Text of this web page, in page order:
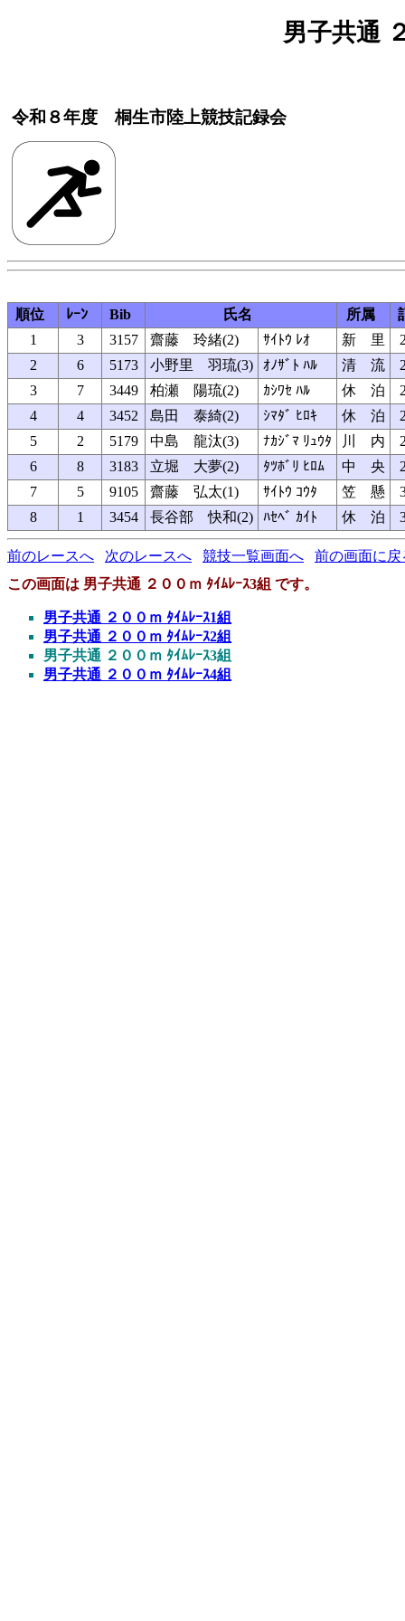
男子共通
令和８年度 桐生市陸上競技記録会
順位 ﾚｰﾝ Bib 氏名 所属
1
3 3157 齋藤 玲緒(2) ｻｲﾄｳ ﾚｵ 新 里
2
6 5173 小野里 羽琉(3) ｵﾉｻﾞﾄ ﾊﾙ 清 流
3
7 3449 柏瀬 陽琉(2) ｶｼﾜｾ ﾊﾙ 休 泊
4
4 3452 島田 泰綺(2) ｼﾏﾀﾞ ﾋﾛｷ 休 泊
5
2 5179 中島 龍汰(3) ﾅｶｼﾞﾏ ﾘｭｳﾀ 川 内
6
8 3183 立堀 大夢(2) ﾀﾂﾎﾞﾘ ﾋﾛﾑ 中 央
7
5 9105 齋藤 弘太(1) ｻｲﾄｳ ｺｳﾀ 笠 懸
8
1 3454 長谷部 快和(2) ﾊｾﾍﾞ ｶｲﾄ 休 泊
前のレースへ 次のレースへ 競技一覧画面へ
前の画面に戻
この画面は 男子共通 ２００ｍ ﾀｲﾑﾚｰｽ3組 です。
男子共通 ２００ｍ ﾀｲﾑﾚｰｽ1組
男子共通 ２００ｍ ﾀｲﾑﾚｰｽ2組
男子共通 ２００ｍ ﾀｲﾑﾚｰｽ3組
男子共通 ２００ｍ ﾀｲﾑﾚｰｽ4組